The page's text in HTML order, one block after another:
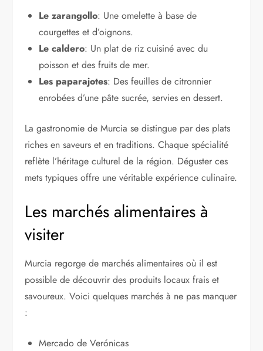
Le zarangollo: Une omelette à base de
courgettes et d’oignons.
Le caldero: Un plat de riz cuisiné avec du
poisson et des fruits de mer.
Les paparajotes: Des feuilles de citronnier
enrobées d’une pâte sucrée, servies en dessert.
La gastronomie de Murcia se distingue par des plats
riches en saveurs et en traditions. Chaque spécialité
reflète l’héritage culturel de la région. Déguster ces
mets typiques offre une véritable expérience culinaire.
Les marchés alimentaires à
visiter
Murcia regorge de marchés alimentaires où il est
possible de découvrir des produits locaux frais et
savoureux. Voici quelques marchés à ne pas manquer
:
Mercado de Verónicas